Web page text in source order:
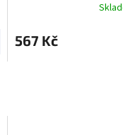
567 Kč